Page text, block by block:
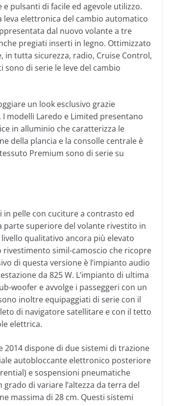
pulsanti di facile ed agevole utilizzo.
leva elettronica del cambio automatico
dal nuovo volante a tre
pregiati inserti in legno. Ottimizzato
tutta sicurezza, radio, Cruise Control,
di serie le leve del cambio
un look esclusivo grazie
modelli Laredo e Limited presentano
in alluminio che caratterizza le
della plancia e la consolle centrale è
Premium sono di serie su
pelle con cuciture a contrasto ed
parte superiore del volante rivestito in
qualitativo ancora più elevato
rivestimento simil-camoscio che ricopre
di questa versione è l’impianto audio
da 825 W. L’impianto di ultima
woofer e avvolge i passeggeri con un
inoltre equipaggiati di serie con il
di navigatore satellitare e con il tetto
elettrica.
2014 dispone di due sistemi di trazione
autobloccante elettronico posteriore
e sospensioni pneumatiche
di variare l’altezza da terra del
massima di 28 cm. Questi sistemi